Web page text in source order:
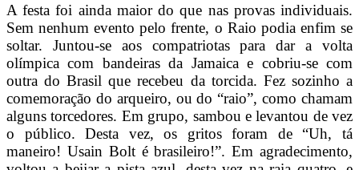
A festa foi ainda maior do que nas provas individuais.
Sem nenhum evento pelo frente, o Raio podia enfim se
soltar. Juntou-se aos compatriotas para dar a volta
olímpica com bandeiras da Jamaica e cobriu-se com
outra do Brasil que recebeu da torcida. Fez sozinho a
comemoração do arqueiro, ou do “raio”, como chamam
alguns torcedores. Em grupo, sambou e levantou de vez
o público. Desta vez, os gritos foram de “Uh, tá
maneiro! Usain Bolt é brasileiro!”. Em agradecimento,